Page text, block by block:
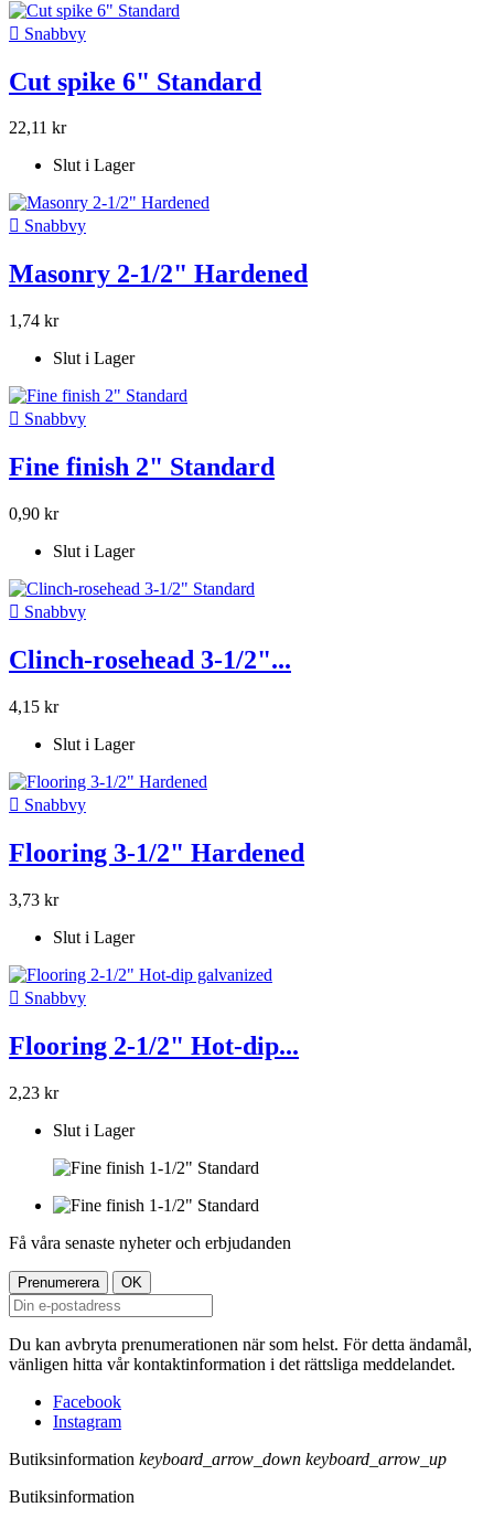
 Snabbvy
Cut spike 6" Standard
22,11 kr
Slut i Lager
 Snabbvy
Masonry 2-1/2" Hardened
1,74 kr
Slut i Lager
 Snabbvy
Fine finish 2" Standard
0,90 kr
Slut i Lager
 Snabbvy
Clinch-rosehead 3-1/2"...
4,15 kr
Slut i Lager
 Snabbvy
Flooring 3-1/2" Hardened
3,73 kr
Slut i Lager
 Snabbvy
Flooring 2-1/2" Hot-dip...
2,23 kr
Slut i Lager
Få våra senaste nyheter och erbjudanden
Du kan avbryta prenumerationen när som helst. För detta ändamål,
vänligen hitta vår kontaktinformation i det rättsliga meddelandet.
Facebook
Instagram
Butiksinformation keyboard_arrow_down keyboard_arrow_up
Butiksinformation